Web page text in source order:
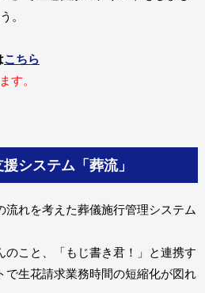
。
こちら
す。
システム「葬流」
流れを考えた葬儀施行管理システム
のこと、「もじ書き君！」と連携す
で生花請求業務時間の短縮化が図れ